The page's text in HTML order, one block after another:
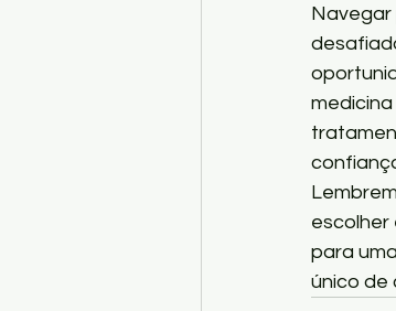
Navegar
escolher
para
único de